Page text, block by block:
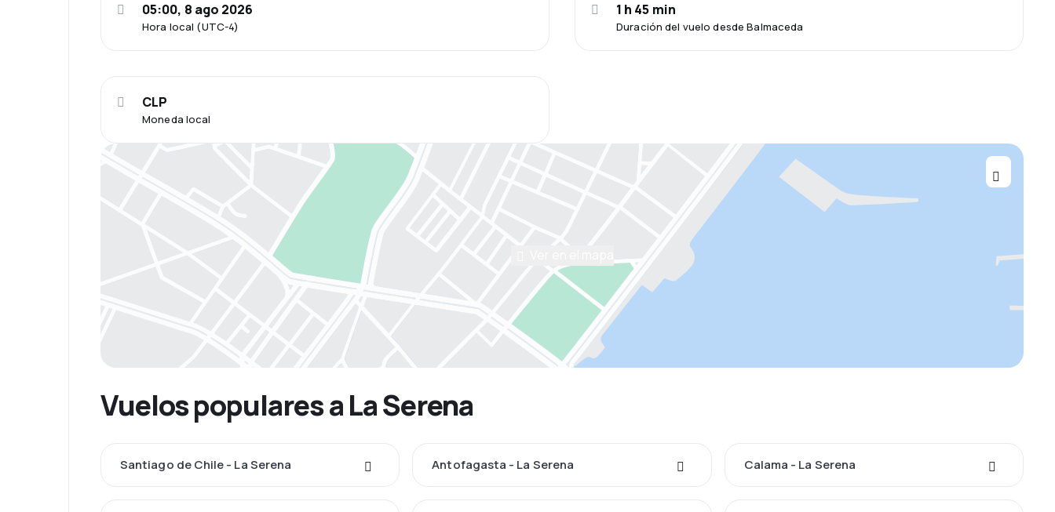
Hora local (UTC-4)
05:00, 8 ago 2026
Duración del vuelo desde Balmaceda
1 h 45 min
Moneda local
CLP
Vuelos populares a La Serena
Santiago de Chile - La Serena Antofagasta - La Serena Calama - La Serena